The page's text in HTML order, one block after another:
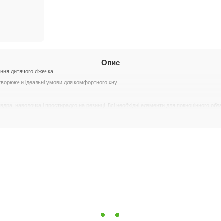
Опис
дитячого ліжечка.
ідеальні умови для комфортного сну.
попліну. Цей матеріал вирізняється високою міцністю, м'якістю і